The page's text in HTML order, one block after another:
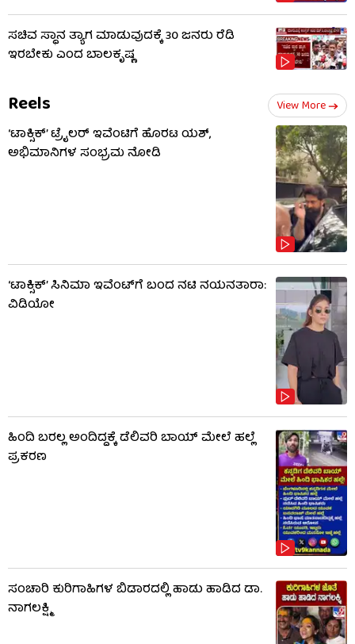
ಸಚಿವ ಸ್ಥಾನ ತ್ಯಾಗ ಮಾಡುವುದಕ್ಕೆ 30 ಜನರು ರೆಡಿ
ಇರಬೇಕು ಎಂದ ಬಾಲಕೃಷ್ಣ
Reels View More
‘ಟಾಕ್ಸಿಕ್’ ಟ್ರೈಲರ್ ಇವೆಂಟಿಗೆ ಹೊರಟ ಯಶ್,
ಅಭಿಮಾನಿಗಳ ಸಂಭ್ರಮ ನೋಡಿ
‘ಟಾಕ್ಸಿಕ್’ ಸಿನಿಮಾ ಇವೆಂಟ್​​ಗೆ ಬಂದ ನಟಿ ನಯನತಾರಾ:
ವಿಡಿಯೋ
ಹಿಂದಿ ಬರಲ್ಲ ಅಂದಿದ್ದಕ್ಕೆ ಡೆಲಿವರಿ ಬಾಯ್‌ ಮೇಲೆ ಹಲ್ಲೆ
ಪ್ರಕರಣ
ಸಂಚಾರಿ ಕುರಿಗಾಹಿಗಳ ಬಿಡಾರದಲ್ಲಿ ಹಾಡು ಹಾಡಿದ ಡಾ.
ನಾಗಲಕ್ಷ್ಮಿ